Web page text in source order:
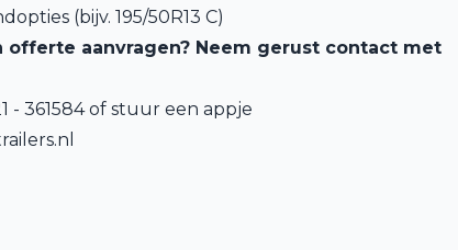
(bijv. 195/50R13 C)
aanvragen? Neem gerust contact met
- 361584 of stuur een appje